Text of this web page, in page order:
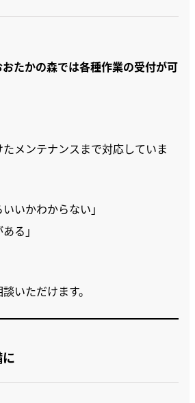
たかの森では各種作業の受付が可
メンテナンスまで対応していま
いかわからない」
る」
いただけます。
に